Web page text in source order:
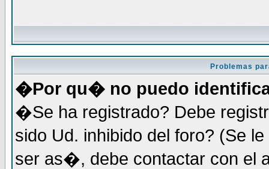
Problemas
�Por qu� no puedo
�Se ha registrado? Debe
sido Ud. inhibido del foro? (Se
ser as�, debe contactar con el